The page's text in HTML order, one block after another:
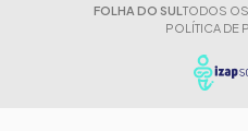
FOLHA DO SUL TODOS
POLÍTICA DE